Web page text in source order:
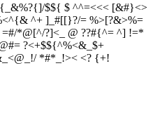
$${ $ ^^=<<< [&#}<>
^+ ]_#[[}?/= %>[?&>%=
*@[^/?]<_ @ ??#{^= ^] !=*
?<+$${^%<&_$+
*#*_!>< <? {+!